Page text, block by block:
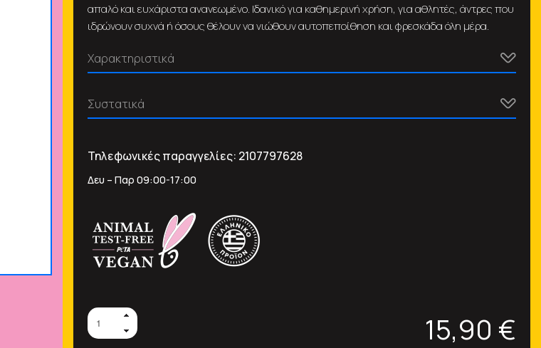
απαλό και ευχάριστα ανανεωμένο. Ιδανικό για καθημερινή χρήση, για αθλητές, άντρες που
ιδρώνουν συχνά ή όσους θέλουν να νιώθουν αυτοπεποίθηση και φρεσκάδα όλη μέρα.
Χαρακτηριστικά
Συστατικά
Τηλεφωνικές παραγγελίες: 2107797628
Δευ – Παρ 09:00-17:00
15,90 €